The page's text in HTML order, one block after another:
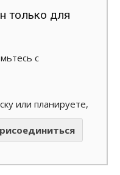
только для
с
или планируете,